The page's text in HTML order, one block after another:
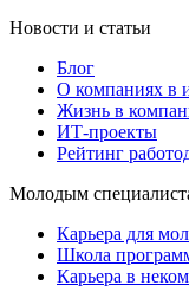
Новости и статьи
Блог
О компаниях в
Жизнь в
ИТ-проекты
Рейтинг
Молодым
Карьера для
Школа
Карьера в